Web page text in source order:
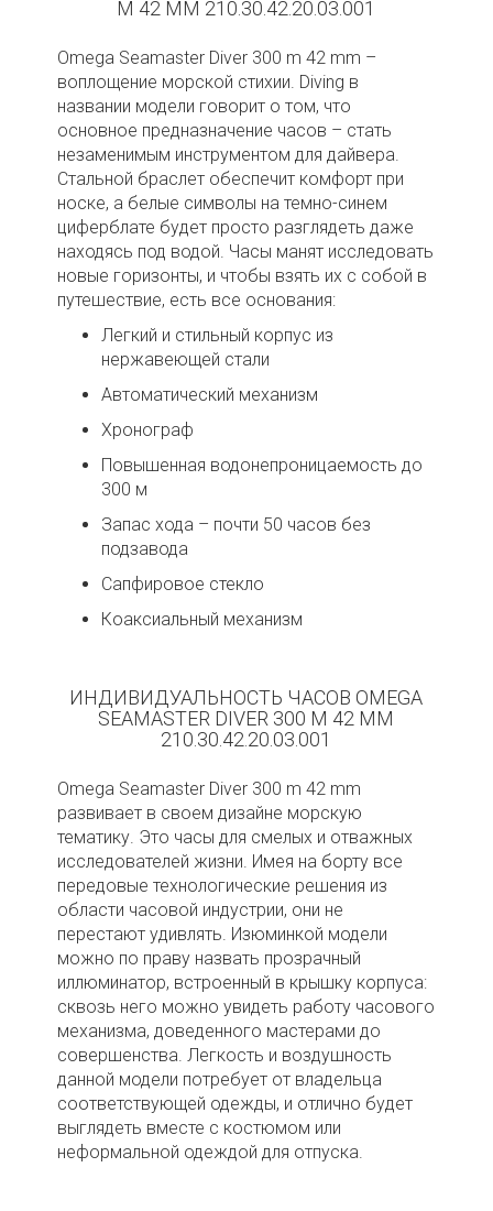
M 42 MM 210.30.42.20.03.001
Omega Seamaster Diver 300 m 42 mm –
воплощение морской стихии. Diving в
названии модели говорит о том, что
основное предназначение часов – стать
незаменимым инструментом для дайвера.
Стальной браслет обеспечит комфорт при
носке, а белые символы на темно-синем
циферблате будет просто разглядеть даже
находясь под водой. Часы манят исследовать
новые горизонты, и чтобы взять их с собой в
путешествие, есть все основания:
Легкий и стильный корпус из
нержавеющей стали
Автоматический механизм
Хронограф
Повышенная водонепроницаемость до
300 м
Запас хода – почти 50 часов без
подзавода
Сапфировое стекло
Коаксиальный механизм
ИНДИВИДУАЛЬНОСТЬ ЧАСОВ OMEGA
SEAMASTER DIVER 300 M 42 MM
210.30.42.20.03.001
Omega Seamaster Diver 300 m 42 mm
развивает в своем дизайне морскую
тематику. Это часы для смелых и отважных
исследователей жизни. Имея на борту все
передовые технологические решения из
области часовой индустрии, они не
перестают удивлять. Изюминкой модели
можно по праву назвать прозрачный
иллюминатор, встроенный в крышку корпуса:
сквозь него можно увидеть работу часового
механизма, доведенного мастерами до
совершенства. Легкость и воздушность
данной модели потребует от владельца
соответствующей одежды, и отлично будет
выглядеть вместе с костюмом или
неформальной одеждой для отпуска.